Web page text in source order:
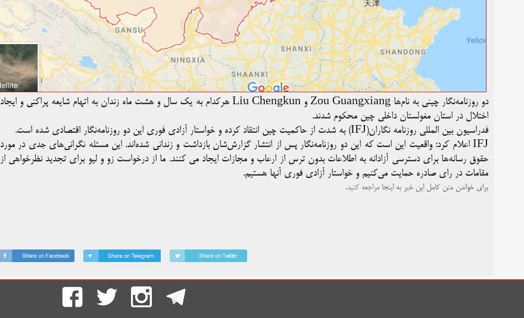
دو روزنامه‌نگار چینی به نام‌ها Zou Guangxiang و Liu Chengkun هرکدام به یک سال و هشت ماه زندان به اتهام شایعه پراکنی و ایجاد
اختلال در استان مغولستان داخلی چین محکوم شدند.
فدراسیون بین المللی روزنامه نگاران(IFJ) به شدت از حاکمیت چین انتقاد کرده و خواستار آزادی فوری این دو روزنامه‌نگار اقتصادی شده است.
IFJ اعلام کرد: واقعیت این است که این دو روزنامه‌نگار پس از انتشار گزارش‌شان بازداشت و زندانی شده‌اند. این مسئله نگرانی‌های جدی در مورد
حقوق رسانه‌ها برای دسترسی آزادانه به اطلاعات بدون ترس از ارعاب و مجازات ایجاد می کنند. ما از درخواست زو و لیو برای تجدید نظرخواهی از
مقامات در رای صادره حمایت می‌کنیم و خواستار آزادی فوری آنها هستیم.
برای خواندن متن کامل این خبر بهاینجا مراجعه کنید.